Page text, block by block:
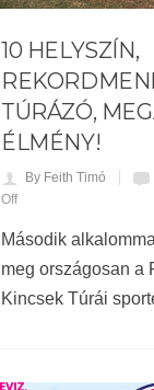
10 HELYSZÍN,
TÚRÁZÓ,
ÉLMÉNY!
By Feith Timó
Off
Második
meg országosan a
Kincsek Túrái